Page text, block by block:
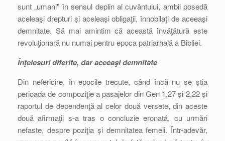
sunt „umani” în sensul deplin al cuvântului, ambii posedă
aceleaşi drepturi şi aceleaşi obligaţii, înnobilaţi de aceeaşi
demnitate. Să mai amintim că această învăţătură este
revoluţionară nu numai pentru epoca patriarhală a Bibliei.
Înţelesuri diferite, dar aceeaşi demnitate
Din nefericire, în epocile trecute, când încă nu se ştia
perioada de compoziţie a pasajelor din Gen 1,27 şi 2,22 şi
raportul de dependenţă al celor două versete, din aceste
două afirmaţii s-a tras o concluzie eronată, cu urmări
nefaste, despre poziţia şi demnitatea femeii. Într-adevăr,